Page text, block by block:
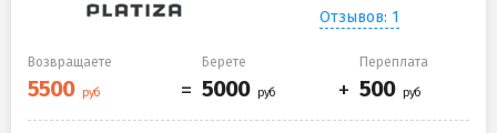
Отзывов: 1
Возвращаете Берете Переплата